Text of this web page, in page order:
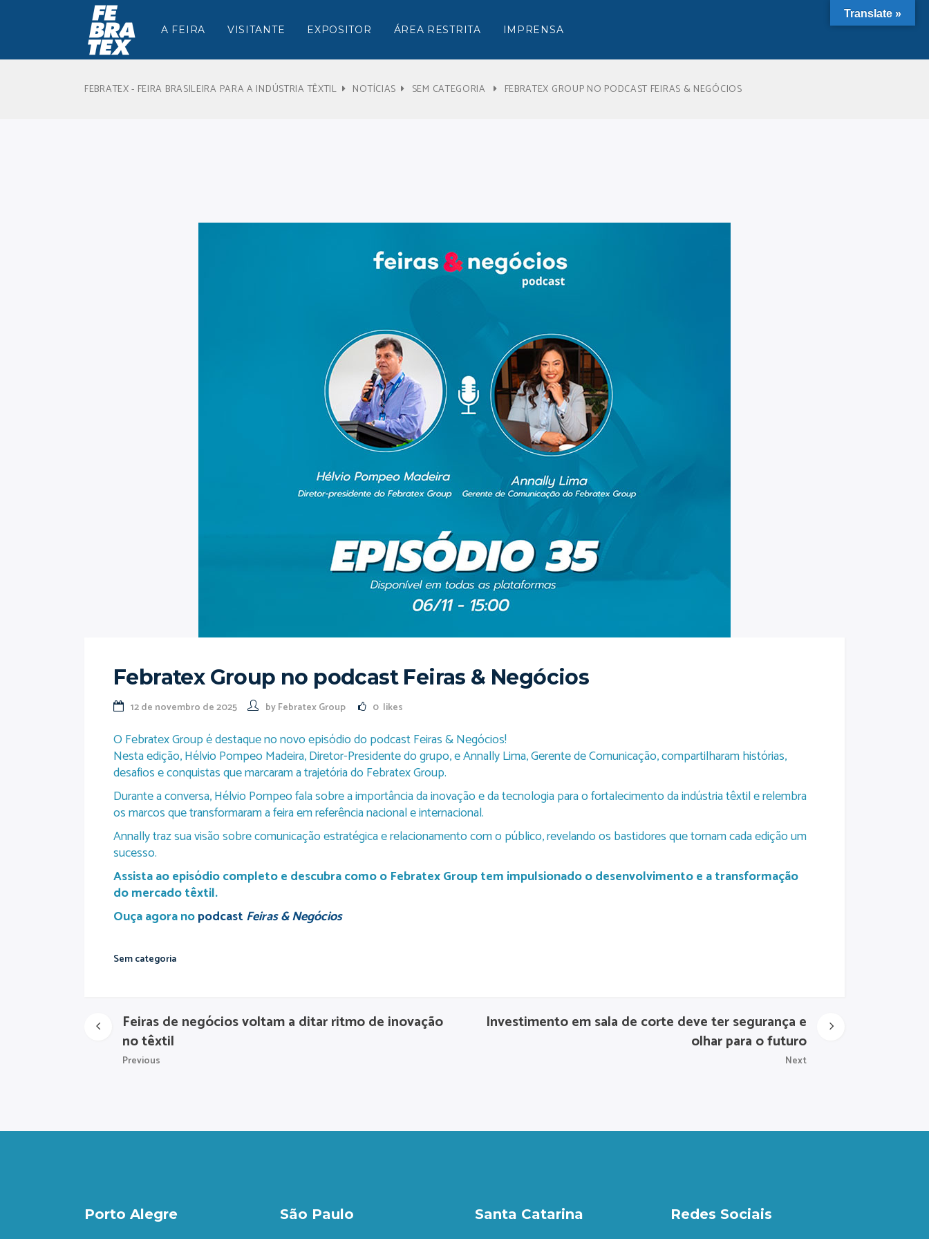
A FEIRA VISITANTE EXPOSITOR ÁREA RESTRITA IMPRENSA
FEBRATEX - FEIRA BRASILEIRA PARA A INDÚSTRIA TÊXTIL NOTÍCIAS SEM CATEGORIA FEBRATEX GROUP NO PODCAST FEIRAS & NEGÓCIOS
Febratex Group no podcast Feiras & Negócios
12 de novembro de 2025 byFebratex Group 0 likes
O Febratex Group é destaque no novo episódio do podcast Feiras & Negócios!
Nesta edição, Hélvio Pompeo Madeira, Diretor-Presidente do grupo, e Annally Lima, Gerente de Comunicação, compartilharam histórias,
desafios e conquistas que marcaram a trajetória do Febratex Group.
Durante a conversa, Hélvio Pompeo fala sobre a importância da inovação e da tecnologia para o fortalecimento da indústria têxtil e relembra
os marcos que transformaram a feira em referência nacional e internacional.
Annally traz sua visão sobre comunicação estratégica e relacionamento com o público, revelando os bastidores que tornam cada edição um
sucesso.
Assista ao episódio completo e descubra como o Febratex Group tem impulsionado o desenvolvimento e a transformação
do mercado têxtil.
Ouça agora nopodcastFeiras & Negócios
Sem categoria
Feiras de negócios voltam a ditar ritmo de inovação
no têxtil
Previous
Investimento em sala de corte deve ter segurança e
olhar para o futuro
Next
Porto Alegre São Paulo Santa Catarina Redes Sociais
Translate »